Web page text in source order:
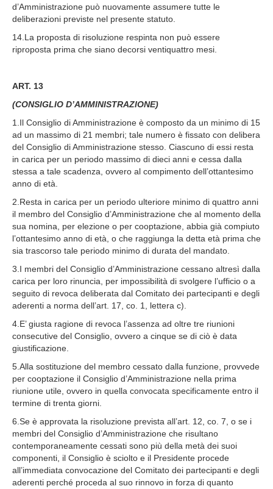
d’Amministrazione può nuovamente assumere tutte le
deliberazioni previste nel presente statuto.
14.La proposta di risoluzione respinta non può essere
riproposta prima che siano decorsi ventiquattro mesi.
ART. 13
(CONSIGLIO D’AMMINISTRAZIONE)
1.Il Consiglio di Amministrazione è composto da un minimo di 15
ad un massimo di 21 membri; tale numero è fissato con delibera
del Consiglio di Amministrazione stesso. Ciascuno di essi resta
in carica per un periodo massimo di dieci anni e cessa dalla
stessa a tale scadenza, ovvero al compimento dell’ottantesimo
anno di età.
2.Resta in carica per un periodo ulteriore minimo di quattro anni
il membro del Consiglio d’Amministrazione che al momento della
sua nomina, per elezione o per cooptazione, abbia già compiuto
l’ottantesimo anno di età, o che raggiunga la detta età prima che
sia trascorso tale periodo minimo di durata del mandato.
3.I membri del Consiglio d’Amministrazione cessano altresì dalla
carica per loro rinuncia, per impossibilità di svolgere l’ufficio o a
seguito di revoca deliberata dal Comitato dei partecipanti e degli
aderenti a norma dell’art. 17, co. 1, lettera c).
4.E’ giusta ragione di revoca l’assenza ad oltre tre riunioni
consecutive del Consiglio, ovvero a cinque se di ciò è data
giustificazione.
5.Alla sostituzione del membro cessato dalla funzione, provvede
per cooptazione il Consiglio d’Amministrazione nella prima
riunione utile, ovvero in quella convocata specificamente entro il
termine di trenta giorni.
6.Se è approvata la risoluzione prevista all’art. 12, co. 7, o se i
membri del Consiglio d’Amministrazione che risultano
contemporaneamente cessati sono più della metà dei suoi
componenti, il Consiglio è sciolto e il Presidente procede
all’immediata convocazione del Comitato dei partecipanti e degli
aderenti perché proceda al suo rinnovo in forza di quanto